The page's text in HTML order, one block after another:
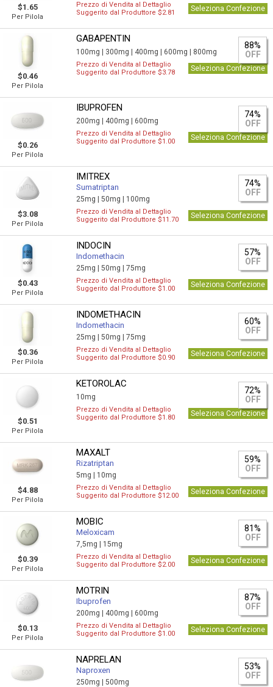
$1.65
Per Pilola
Prezzo di Vendita al Dettaglio
Suggerito dal Produttore $2.81
Seleziona Confezione
$0.46
Per Pilola
GABAPENTIN
100mg | 300mg | 400mg | 600mg | 800mg
88%
OFF
Prezzo di Vendita al Dettaglio
Suggerito dal Produttore $3.78
Seleziona Confezione
$0.26
Per Pilola
IBUPROFEN
200mg | 400mg | 600mg
74%
OFF
Prezzo di Vendita al Dettaglio
Suggerito dal Produttore $1.00
Seleziona Confezione
$3.08
Per Pilola
IMITREX
Sumatriptan
25mg |50mg | 100mg
74%
OFF
Prezzo di Vendita al Dettaglio
Suggerito dal Produttore $11.70
Seleziona Confezione
$0.43
Per Pilola
INDOCIN
Indomethacin
25mg |50mg |75mg
57%
OFF
Prezzo di Vendita al Dettaglio
Suggerito dal Produttore $1.00
Seleziona Confezione
$0.36
Per Pilola
INDOMETHACIN
Indomethacin
25mg |50mg |75mg
60%
OFF
Prezzo di Vendita al Dettaglio
Suggerito dal Produttore $0.90
Seleziona Confezione
$0.51
Per Pilola
KETOROLAC
10mg
72%
OFF
Prezzo di Vendita al Dettaglio
Suggerito dal Produttore $1.80
Seleziona Confezione
$4.88
Per Pilola
MAXALT
Rizatriptan
5mg | 10mg
59%
OFF
Prezzo di Vendita al Dettaglio
Suggerito dal Produttore $12.00
Seleziona Confezione
$0.39
Per Pilola
MOBIC
Meloxicam
7,5mg | 15mg
81%
OFF
Prezzo di Vendita al Dettaglio
Suggerito dal Produttore $2.00
Seleziona Confezione
$0.13
Per Pilola
MOTRIN
Ibuprofen
200mg | 400mg | 600mg
87%
OFF
Prezzo di Vendita al Dettaglio
Suggerito dal Produttore $1.00
Seleziona Confezione
NAPRELAN
Naproxen
250mg |500mg
53%
OFF